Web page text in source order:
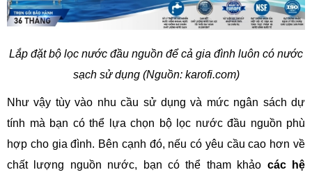
Lắp đặt bộ lọc nước đầu nguồn để cả gia đình luôn có nước
sạch sử dụng (Nguồn: karofi.com)
Như vậy tùy vào nhu cầu sử dụng và mức ngân sách dự
tính mà bạn có thể lựa chọn bộ lọc nước đầu nguồn phù
hợp cho gia đình. Bên cạnh đó, nếu có yêu cầu cao hơn về
chất lượng nguồn nước, bạn có thể tham khảo các hệ